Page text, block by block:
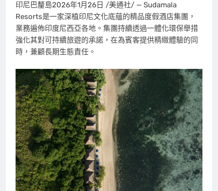
印尼巴釐島2026年1月26日 /美通社/ — Sudamala
Resorts是一家深植印尼文化底蘊的精品度假酒店集團，
業務遍佈印度尼西亞各地。集團持續透過一體化環保舉措
強化其對可持續旅遊的承諾，在為賓客提供精緻體驗的同
時，兼顧長期生態責任。